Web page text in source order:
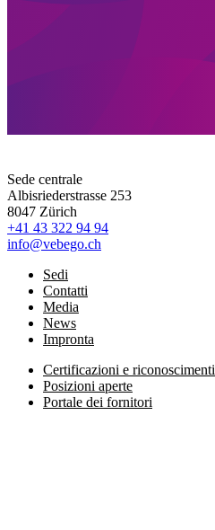
Sede centrale
Albisriederstrasse 253
8047 Zürich
+41 43 322 94 94
info@vebego.ch
Sedi
Contatti
Media
News
Impronta
Certificazioni e riconoscimenti
Posizioni aperte
Portale dei fornitori